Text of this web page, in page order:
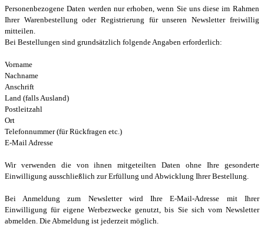
Personenbezogene Daten werden nur erhoben, wenn Sie uns diese im Rahmen
Ihrer Warenbestellung oder Registrierung für unseren Newsletter freiwillig
mitteilen.
Bei Bestellungen sind grundsätzlich folgende Angaben erforderlich:
Vorname
Nachname
Anschrift
Land (falls Ausland)
Postleitzahl
Ort
Telefonnummer (für Rückfragen etc.)
E-Mail Adresse
Wir verwenden die von ihnen mitgeteilten Daten ohne Ihre gesonderte
Einwilligung ausschließlich zur Erfüllung und Abwicklung Ihrer Bestellung.
Bei Anmeldung zum Newsletter wird Ihre E-Mail-Adresse mit Ihrer
Einwilligung für eigene Werbezwecke genutzt, bis Sie sich vom Newsletter
abmelden. Die Abmeldung ist jederzeit möglich.